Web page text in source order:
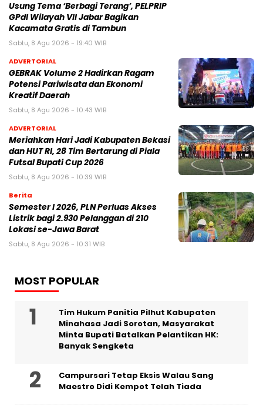
‎Usung Tema ‘Berbagi Terang’, PELPRIP
GPdI Wilayah VII Jabar Bagikan
Kacamata Gratis di Tambun
Sabtu, 8 Agu 2026 - 19:40 WIB
ADVERTORIAL
GEBRAK Volume 2 Hadirkan Ragam
Potensi Pariwisata dan Ekonomi
Kreatif Daerah
Sabtu, 8 Agu 2026 - 10:43 WIB
ADVERTORIAL
Meriahkan Hari Jadi Kabupaten Bekasi
dan HUT RI, 28 Tim Bertarung di Piala
Futsal Bupati Cup 2026
Sabtu, 8 Agu 2026 - 10:39 WIB
Berita
Semester I 2026, PLN Perluas Akses
Listrik bagi 2.930 Pelanggan di 210
Lokasi se-Jawa Barat
Sabtu, 8 Agu 2026 - 10:31 WIB
MOST POPULAR
Tim Hukum Panitia Pilhut Kabupaten
Minahasa Jadi Sorotan, Masyarakat
Minta Bupati Batalkan Pelantikan HK:
Banyak Sengketa
Campursari Tetap Eksis Walau Sang
Maestro Didi Kempot Telah Tiada